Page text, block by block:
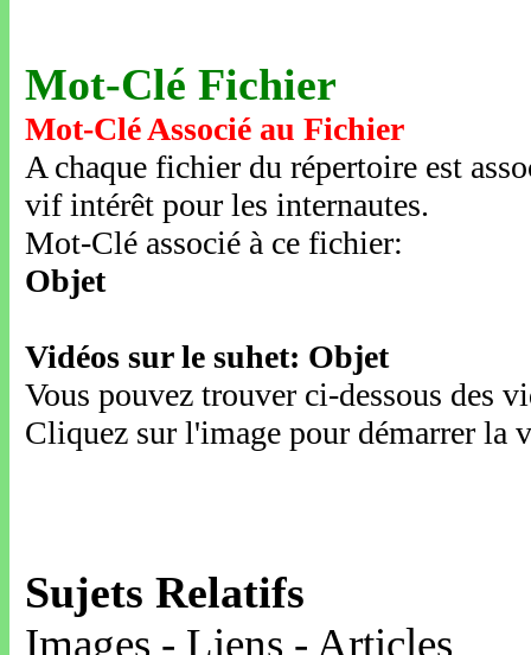
Mot-Clé Fichier
Mot-Clé Associé au Fichier
A chaque fichier du répertoire est
vif intérêt pour les internautes.
Mot-Clé associé à ce fichier:
Objet
Vidéos sur le suhet: Objet
Vous pouvez trouver ci-dessous des
Cliquez sur l'image pour démarrer la
Sujets Relatifs
Images - Liens - Articles